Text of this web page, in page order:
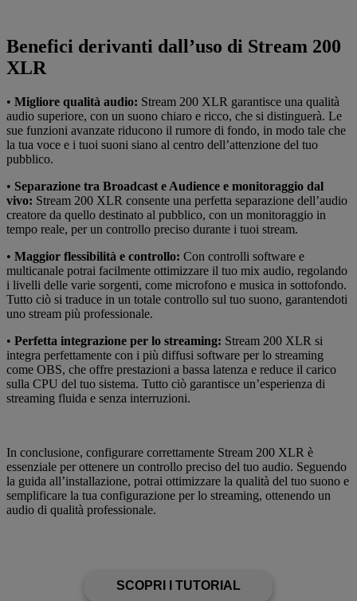
Benefici derivanti dall’uso di Stream 200
XLR
• Migliore qualità audio: Stream 200 XLR garantisce una qualità
audio superiore, con un suono chiaro e ricco, che si distinguerà. Le
sue funzioni avanzate riducono il rumore di fondo, in modo tale che
la tua voce e i tuoi suoni siano al centro dell’attenzione del tuo
pubblico.
• Separazione tra Broadcast e Audience e monitoraggio dal
vivo: Stream 200 XLR consente una perfetta separazione dell’audio
creatore da quello destinato al pubblico, con un monitoraggio in
tempo reale, per un controllo preciso durante i tuoi stream.
• Maggior flessibilità e controllo: Con controlli software e
multicanale potrai facilmente ottimizzare il tuo mix audio, regolando
i livelli delle varie sorgenti, come microfono e musica in sottofondo.
Tutto ciò si traduce in un totale controllo sul tuo suono, garantendoti
uno stream più professionale.
• Perfetta integrazione per lo streaming: Stream 200 XLR si
integra perfettamente con i più diffusi software per lo streaming
come OBS, che offre prestazioni a bassa latenza e reduce il carico
sulla CPU del tuo sistema. Tutto ciò garantisce un’esperienza di
streaming fluida e senza interruzioni.
In conclusione, configurare correttamente Stream 200 XLR è
essenziale per ottenere un controllo preciso del tuo audio. Seguendo
la guida all’installazione, potrai ottimizzare la qualità del tuo suono e
semplificare la tua configurazione per lo streaming, ottenendo un
audio di qualità professionale.
SCOPRI I TUTORIAL